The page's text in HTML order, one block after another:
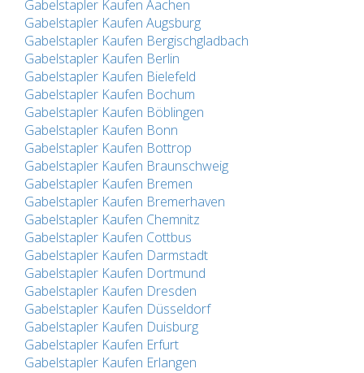
Gabelstapler Kaufen Aachen
Gabelstapler Kaufen Augsburg
Gabelstapler Kaufen Bergischgladbach
Gabelstapler Kaufen Berlin
Gabelstapler Kaufen Bielefeld
Gabelstapler Kaufen Bochum
Gabelstapler Kaufen Böblingen
Gabelstapler Kaufen Bonn
Gabelstapler Kaufen Bottrop
Gabelstapler Kaufen Braunschweig
Gabelstapler Kaufen Bremen
Gabelstapler Kaufen Bremerhaven
Gabelstapler Kaufen Chemnitz
Gabelstapler Kaufen Cottbus
Gabelstapler Kaufen Darmstadt
Gabelstapler Kaufen Dortmund
Gabelstapler Kaufen Dresden
Gabelstapler Kaufen Düsseldorf
Gabelstapler Kaufen Duisburg
Gabelstapler Kaufen Erfurt
Gabelstapler Kaufen Erlangen